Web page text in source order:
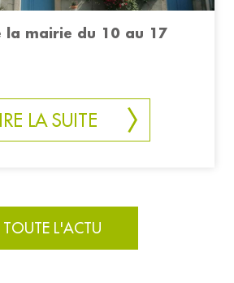
la mairie du 10 au 17
LA SUITE
TOUTE L'ACTU